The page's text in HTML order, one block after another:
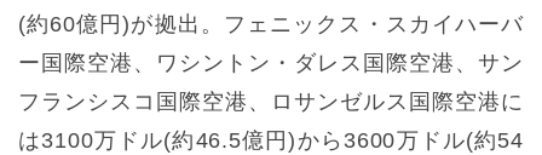
(約60億円)が拠出。フェニックス・スカイハーバ
ー国際空港、ワシントン・ダレス国際空港、サン
フランシスコ国際空港、ロサンゼルス国際空港に
は3100万ドル(約46.5億円)から3600万ドル(約54